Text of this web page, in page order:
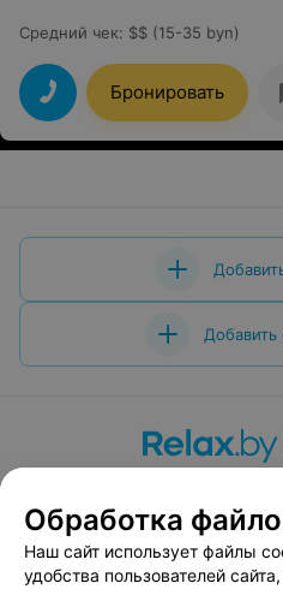
Средний чек: $$ (15-35 byn)
Бронировать
Добавить
Вакансии
Публичный
Публичный договор по
Обработка
Наш сайт использует файлы
удобства пользователей